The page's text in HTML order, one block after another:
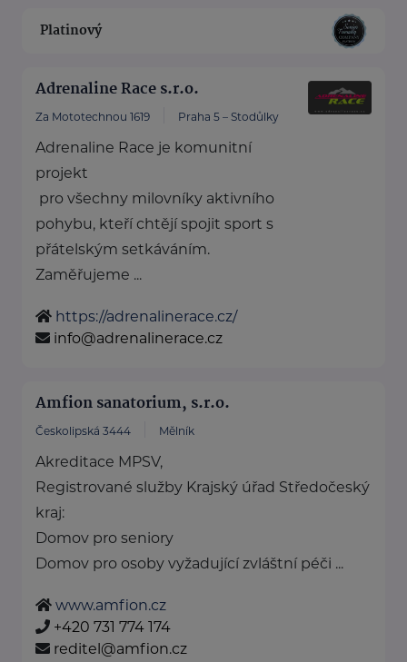
Platinový
Adrenaline Race s.r.o.
Za Mototechnou 1619 Praha 5 – Stodůlky
Adrenaline Race je komunitní
projekt
pro všechny milovníky aktivního
pohybu, kteří chtějí spojit sport s
přátelským setkáváním.
Zaměřujeme ...
https://adrenalinerace.cz/
info@adrenalinerace.cz
Amfion sanatorium, s.r.o.
Českolipská 3444 Mělník
Akreditace MPSV,
Registrované služby Krajský úřad Středočeský
kraj:
Domov pro seniory
Domov pro osoby vyžadující zvláštní péči ...
www.amfion.cz
+420 731 774 174
reditel@amfion.cz